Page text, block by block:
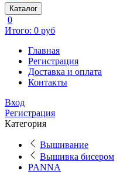
Каталог
0
Итого: 0 руб
Главная
Регистрация
Доставка и оплата
Контакты
Вход
Регистрация
Категория
Вышивание
Вышивка бисером
PANNA